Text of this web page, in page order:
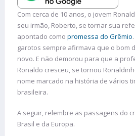
Com cerca de 10 anos, o jovem
seu irmão, Roberto, se tornar sua
apontado como promessa do Grêmio
garotos sempre afirmava que o bom
novo. E não demorou para que a
Ronaldo cresceu, se tornou
nome marcado na história de vários
brasileira.
A seguir, relembre as passagens do
Brasil e da Europa.